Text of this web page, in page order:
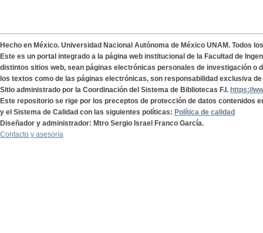
Hecho en México. Universidad Nacional Autónoma de México UNAM. Todos
Este es un portal integrado a la página web institucional de la Facultad de
distintos sitios web, sean páginas electrónicas personales de investigación o
los textos como de las páginas electrónicas, son responsabilidad exclusiva
Sitio administrado por la Coordinación del Sistema de Bibliotecas F.I. https://
Este repositorio se rige por los preceptos de protección de datos contenidos
y el Sistema de Calidad con las siguientes políticas: Política de calidad
Diseñador y administrador: Mtro Sergio Israel Franco García.
Contacto y asesoría